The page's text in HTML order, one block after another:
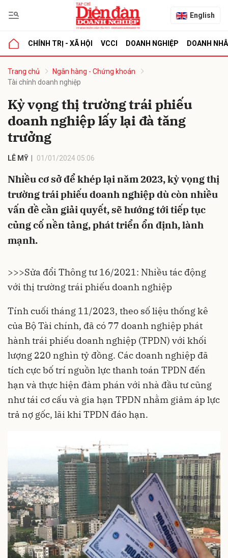
English
CHÍNH TRỊ - XÃ HỘI VCCI DOANH NGHIỆP DOANH
Trang chủ
Ngân hàng - Chứng khoán
Tài chính doanh nghiệp
Kỳ vọng thị trường trái phiếu
doanh nghiệp lấy lại đà tăng
trưởng
LÊ MỸ 01/01/2024 05:06
Nhiều cơ sở để khép lại năm 2023, kỳ vọng thị
trường trái phiếu doanh nghiệp dù còn nhiều
vấn đề cần giải quyết, sẽ hướng tới tiếp tục
củng cố nền tảng, phát triển ổn định, lành
mạnh.
>>>Sửa đổi Thông tư 16/2021: Nhiều tác động
với thị trường trái phiếu doanh nghiệp
Tính cuối tháng 11/2023, theo số liệu thống kê
của Bộ Tài chính, đã có 77 doanh nghiệp phát
hànhtrái phiếu doanh nghiệp (TPDN) với khối
lượng 220 nghìn tỷ đồng. Các doanh nghiệp đã
tích cực bố trí nguồn lực thanh toán TPDN đến
hạn và thực hiện đàm phán với nhà đầu tư cũng
như tái cơ cấu và gia hạn TPDN nhằm giảm áp lực
trả nợ gốc, lãi khi TPDN đáo hạn.
luận